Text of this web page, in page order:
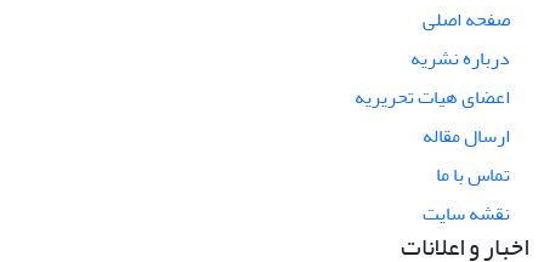
صفحه اصلی
درباره نشریه
اعضای هیات تحریریه
ارسال مقاله
تماس با ما
نقشه سایت
اخبار و اعلانات